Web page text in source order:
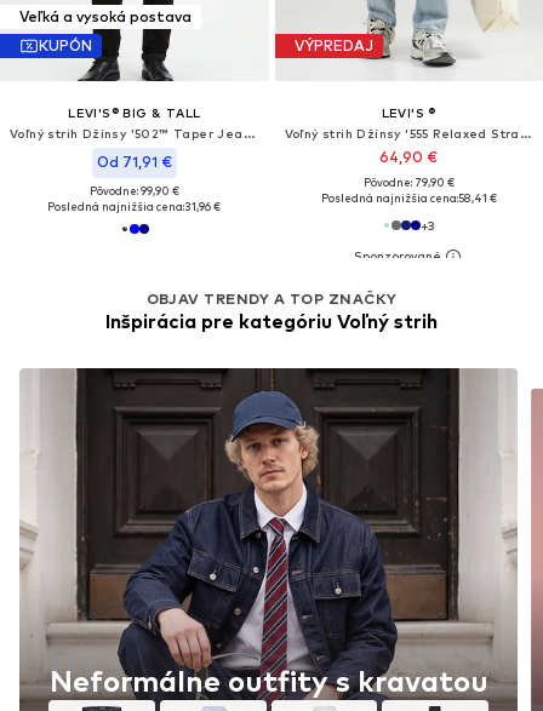
Veľká a vysoká postava
KUPÓN
LEVI'S® BIG & TALL
Voľný strih Džínsy '502™ Taper Jeans (Big & Tall)'
Od 71,91 €
Pôvodne: 99,90 €
Posledná najnižšia cena:31,96 €
VÝPREDAJ
LEVI'S ®
Voľný strih Džínsy '555 Relaxed Straight'
64,90 €
Pôvodne: 79,90 €
Posledná najnižšia cena:58,41 €
+3
OBJAV TRENDY A TOP ZNAČKY
Inšpirácia pre kategóriu Voľný strih
Neformálne outfity s kravatou